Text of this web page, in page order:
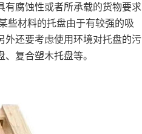
有腐蚀性或者所承载的货物要求
些材料的托盘由于有较强的吸
外还要考虑使用环境对托盘的污
复合塑木托盘等。